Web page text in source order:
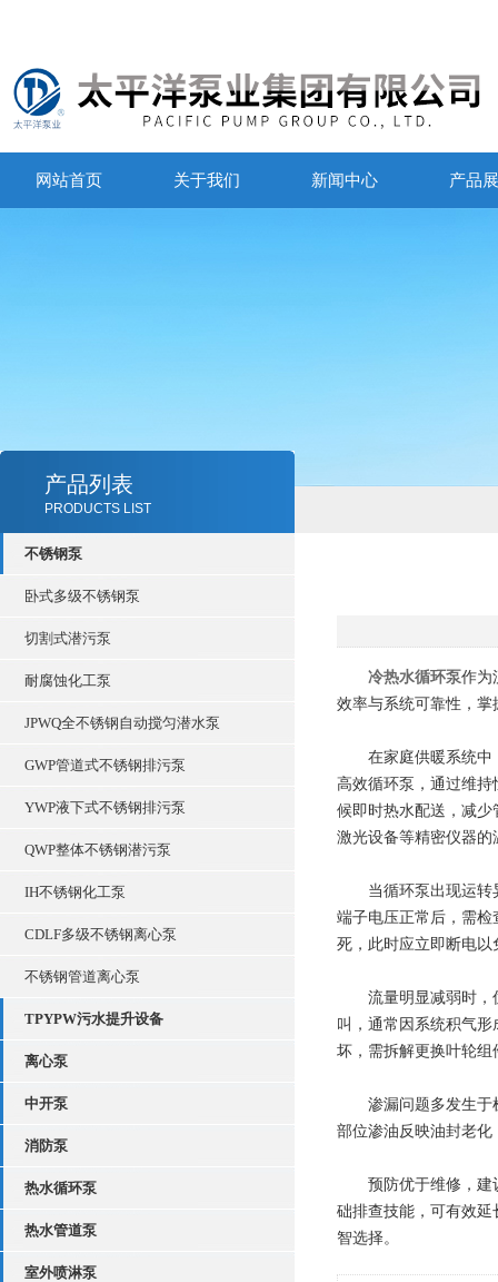
网站首页 关于我们 新闻中心 产品
产品列表
PRODUCTS LIST
不锈钢泵
卧式多级不锈钢泵
切割式潜污泵
耐腐蚀化工泵
JPWQ全不锈钢自动搅匀潜水泵
GWP管道式不锈钢排污泵
YWP液下式不锈钢排污泵
QWP整体不锈钢潜污泵
IH不锈钢化工泵
CDLF多级不锈钢离心泵
不锈钢管道离心泵
TPYPW污水提升设备
离心泵
中开泵
消防泵
热水循环泵
热水管道泵
室外喷淋泵
冷热水循环泵作为
效率与系统可靠性，
在家庭供暖系统中，
高效循环泵，通过维
候即时热水配送，减
激光设备等精密仪器的
当循环泵出现运转异
端子电压正常后，需
死，此时应立即断电以
流量明显减弱时，优
叫，通常因系统积气
坏，需拆解更换叶轮组
渗漏问题多发生于机
部位渗油反映油封老
预防优于维修，建议
础排查技能，可有效
智选择。